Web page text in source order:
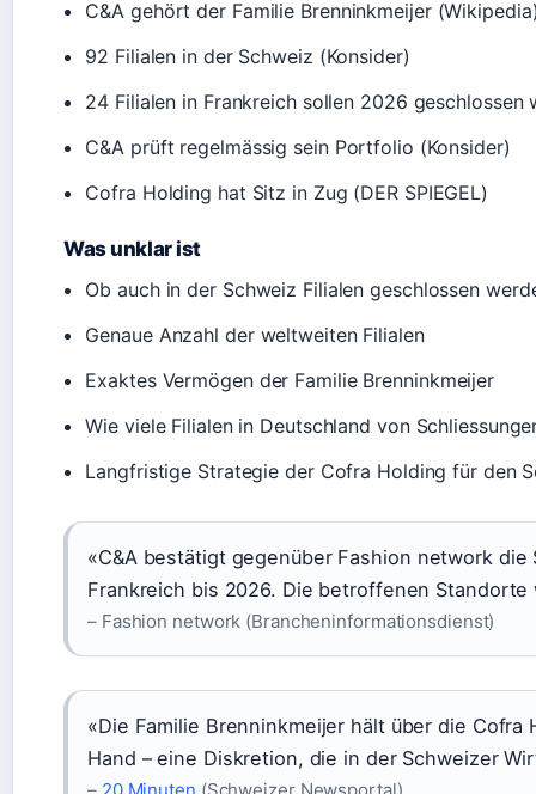
C&A gehört der Familie Brenninkmeijer
92 Filialen in der Schweiz (Konsider)
24 Filialen in Frankreich sollen 2026 geschlossen
C&A prüft regelmässig sein Portfolio (Konsider)
Cofra Holding hat Sitz in Zug (DER SPIEGEL)
Was unklar ist
Ob auch in der Schweiz Filialen geschlossen
Genaue Anzahl der weltweiten Filialen
Exaktes Vermögen der Familie Brenninkmeijer
Wie viele Filialen in Deutschland von
Langfristige Strategie der Cofra Holding für den
«C&A bestätigt gegenüber Fashion network
Frankreich bis 2026. Die betroffenen
– Fashion network (Brancheninformationsdienst)
«Die Familie Brenninkmeijer hält über die
Hand – eine Diskretion, die in der Schweizer